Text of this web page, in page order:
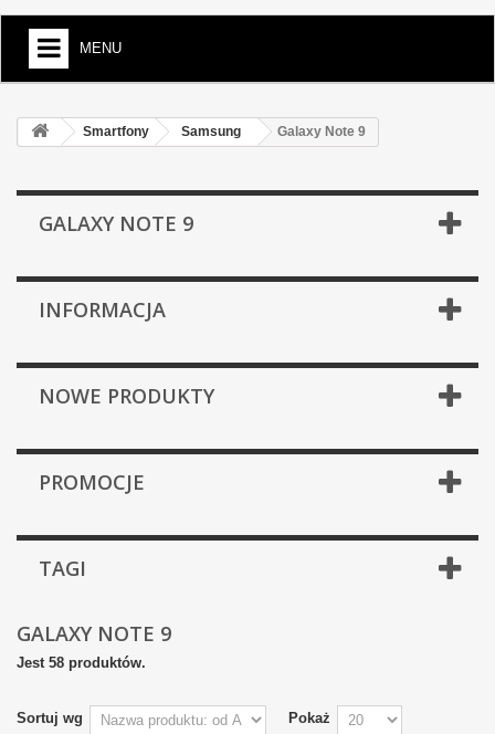
MENU
Smartfony Samsung Galaxy Note 9
GALAXY NOTE 9
INFORMACJA
NOWE PRODUKTY
PROMOCJE
TAGI
GALAXY NOTE 9
Jest 58 produktów.
Sortuj wg
Pokaż